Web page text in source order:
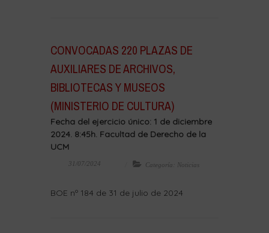
CONVOCADAS 220 PLAZAS DE
AUXILIARES DE ARCHIVOS,
BIBLIOTECAS Y MUSEOS
(MINISTERIO DE CULTURA)
Fecha del ejercicio único: 1 de diciembre
2024. 8:45h. Facultad de Derecho de la
UCM
31/07/2024 Categoría: Noticias